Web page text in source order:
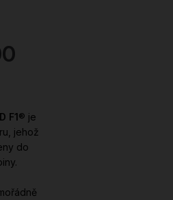
F1® je
jehož
do